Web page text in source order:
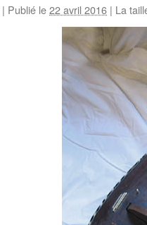
| Publié le22 avril 2016 | La